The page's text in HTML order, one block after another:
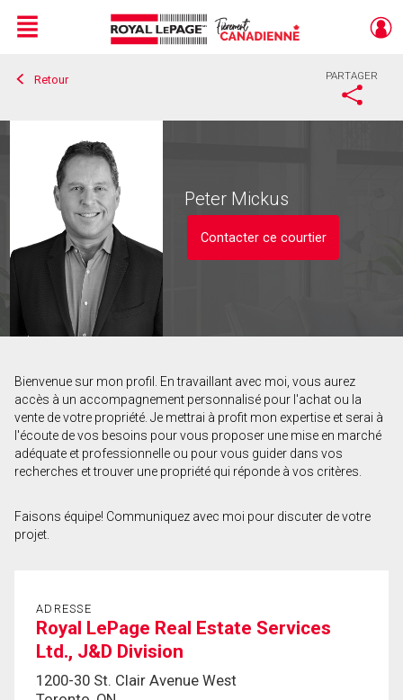
Live
En Direct
Menu
Retour PARTAGER
Peter Mickus
Contacter ce courtier
Contacter ce courtier
Prénom
Nom
Courriel
Téléphone
Bienvenue sur mon profil. En travaillant avec moi, vous aurez
accès à un accompagnement personnalisé pour l'achat ou la
vente de votre propriété. Je mettrai à profit mon expertise et serai à
l'écoute de vos besoins pour vous proposer une mise en marché
adéquate et professionnelle ou pour vous guider dans vos
recherches et trouver une propriété qui réponde à vos critères.
Faisons équipe! Communiquez avec moi pour discuter de votre
projet.
ADRESSE
Royal LePage Real Estate Services
Ltd., J&D Division
1200-30 St. Clair Avenue West